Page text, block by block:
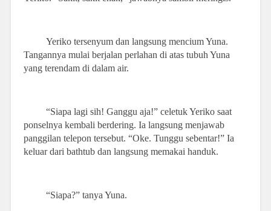
Yeriko tersenyum dan langsung mencium Yuna.
Tangannya mulai berjalan perlahan di atas tubuh Yuna
yang terendam di dalam air.
“Siapa lagi sih! Ganggu aja!” celetuk Yeriko saat
ponselnya kembali berdering. Ia langsung menjawab
panggilan telepon tersebut. “Oke. Tunggu sebentar!” Ia
keluar dari bathtub dan langsung memakai handuk.
“Siapa?” tanya Yuna.